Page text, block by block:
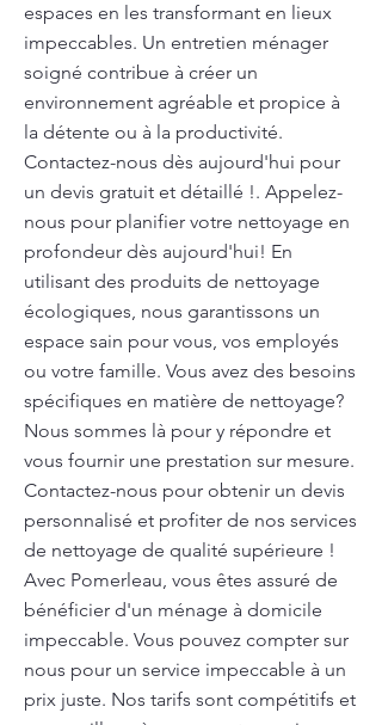
espaces en les transformant en lieux
impeccables. Un entretien ménager
soigné contribue à créer un
environnement agréable et propice à
la détente ou à la productivité.
Contactez-nous dès aujourd'hui pour
un devis gratuit et détaillé !. Appelez-
nous pour planifier votre nettoyage en
profondeur dès aujourd'hui! En
utilisant des produits de nettoyage
écologiques, nous garantissons un
espace sain pour vous, vos employés
ou votre famille. Vous avez des besoins
spécifiques en matière de nettoyage?
Nous sommes là pour y répondre et
vous fournir une prestation sur mesure.
Contactez-nous pour obtenir un devis
personnalisé et profiter de nos services
de nettoyage de qualité supérieure !
Avec Pomerleau, vous êtes assuré de
bénéficier d'un ménage à domicile
impeccable. Vous pouvez compter sur
nous pour un service impeccable à un
prix juste. Nos tarifs sont compétitifs et